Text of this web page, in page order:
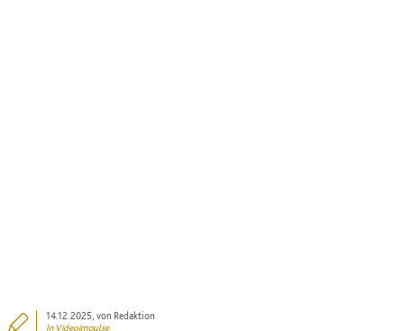
14.12.2025, von Redaktion
In Videoimpulse